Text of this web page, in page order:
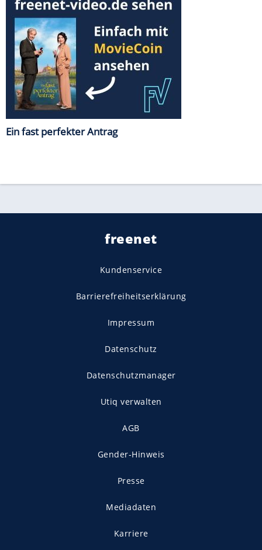
Ein fast perfekter Antrag
freenet
Kundenservice
Barrierefreiheitserklärung
Impressum
Datenschutz
Datenschutzmanager
Utiq verwalten
AGB
Gender-Hinweis
Presse
Mediadaten
Karriere